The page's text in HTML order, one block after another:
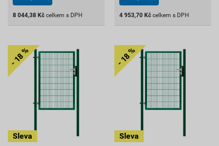
8 044,38 Kč celkem s DPH 4 953,70 Kč celkem s DPH